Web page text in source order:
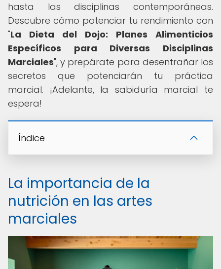
hasta las disciplinas contemporáneas.
Descubre cómo potenciar tu rendimiento con
"La Dieta del Dojo: Planes Alimenticios
Específicos para Diversas Disciplinas
Marciales", y prepárate para desentrañar los
secretos que potenciarán tu práctica
marcial. ¡Adelante, la sabiduría marcial te
espera!
Índice
La importancia de la
nutrición en las artes
marciales